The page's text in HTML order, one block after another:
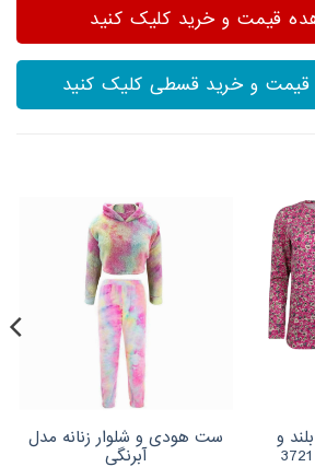
قیمت و خرید کلیک کنید
و خرید قسطی کلیک کنید
و
شلوار زنانه کوزا مدل 3721
ست هودی و شلوار زنانه مدل
آبرنگی